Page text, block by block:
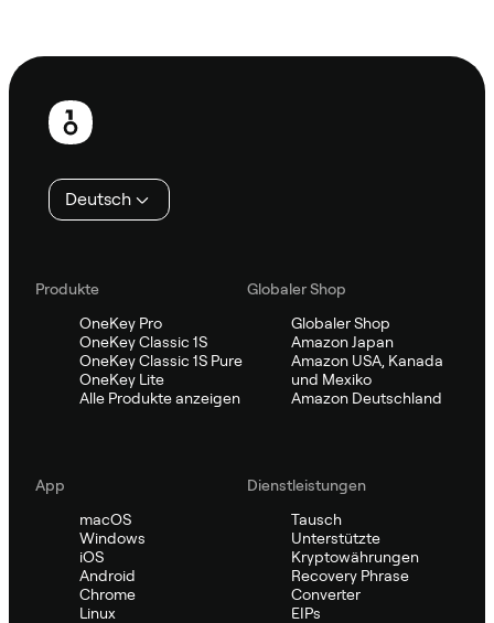
Fußzeile
Deutsch
Produkte
OneKey Pro
OneKey Classic 1S
OneKey Classic 1S Pure
OneKey Lite
Alle Produkte anzeigen
Globaler Shop
Globaler Shop
Amazon Japan
Amazon USA, Kanada
und Mexiko
Amazon Deutschland
App
macOS
Windows
iOS
Android
Chrome
Linux
Dienstleistungen
Tausch
Unterstützte
Kryptowährungen
Recovery Phrase
Converter
EIPs